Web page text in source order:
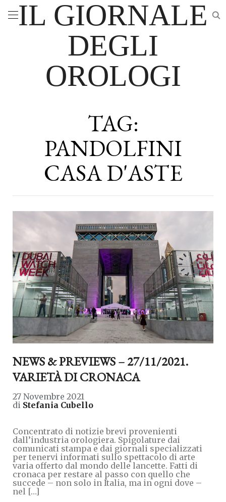
IL GIORNALE
DEGLI
OROLOGI
TAG:
PANDOLFINI
CASA D'ASTE
NEWS & PREVIEWS – 27/11/2021.
VARIETÀ DI CRONACA
27 Novembre 2021
di Stefania Cubello
Concentrato di notizie brevi provenienti
dall’industria orologiera. Spigolature dai
comunicati stampa e dai giornali specializzati
per tenervi informati sullo spettacolo di arte
varia offerto dal mondo delle lancette. Fatti di
cronaca per restare al passo con quello che
succede – non solo in Italia, ma in ogni dove –
nel […]